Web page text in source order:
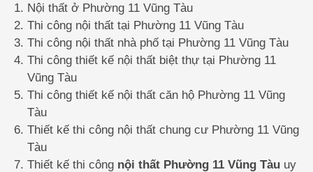
Nội thất ở Phường 11 Vũng Tàu
Thi công nội thất tại Phường 11 Vũng Tàu
Thi công nội thất nhà phố tại Phường 11 Vũng Tàu
Thi công thiết kế nội thất biệt thự tại Phường 11
Vũng Tàu
Thi công thiết kế nội thất căn hộ Phường 11 Vũng
Tàu
Thiết kế thi công nội thất chung cư Phường 11 Vũng
Tàu
Thiết kế thi công nội thất Phường 11 Vũng Tàuuy